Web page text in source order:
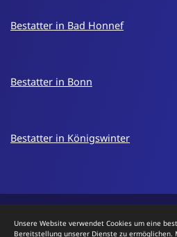
Bestatter in Bad Honnef
Bestatter in Bonn
Bestatter in Königswinter
© 2026 Mühlhöfer Bestattungen
Unsere Website verwendet Cookies um eine
Bereitstellung unserer Dienste zu ermöglichen.